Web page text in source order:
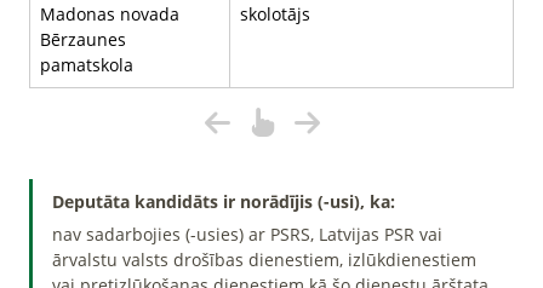
Madonas novada
Bērzaunes
pamatskola
skolotājs
Deputāta kandidāts ir norādījis (-usi), ka:
nav sadarbojies (-usies) ar PSRS, Latvijas PSR vai
ārvalstu valsts drošības dienestiem, izlūkdienestiem